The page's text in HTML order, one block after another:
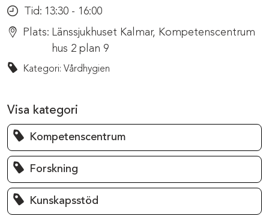
Tid: 13:30 - 16:00
Plats: Länssjukhuset Kalmar, Kompetenscentrum
hus 2 plan 9
Kategori: Vårdhygien
Visa kategori
Kompetenscentrum
Forskning
Kunskapsstöd